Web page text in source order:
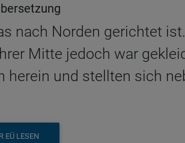
nach Norden gerichtet
Mitte jedoch war
herein und stellten sich
EÜ LESEN